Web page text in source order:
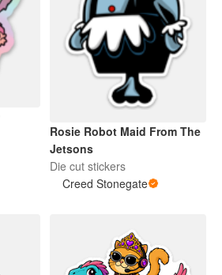
Rosie Robot Maid From The
Jetsons
Die cut stickers
Creed Stonegate